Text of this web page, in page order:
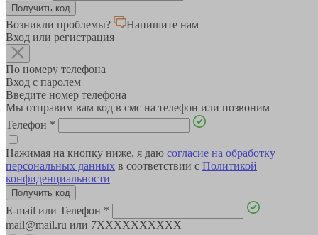
Возникли проблемы?
Напишите нам
Вход или регистрация
По номеру телефона
Вход с паролем
Введите номер телефона
Мы отправим вам код в смс на телефон или позвоним
Телефон *
Нажимая на кнопку ниже, я даю согласие на обработку
персональных данных в соответствии с Политикой
конфиденциальности
E-mail или Телефон *
mail@mail.ru или 7XXXXXXXXXX